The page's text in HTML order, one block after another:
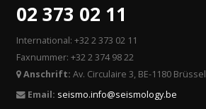
02 373 02 11
International: +32 2 373 02 11
Faxnummer: +32 2 374 98 22
Anschrift: Av. Circulaire 3, BE-1180 Brüssel
Email: seismo.info@seismology.be